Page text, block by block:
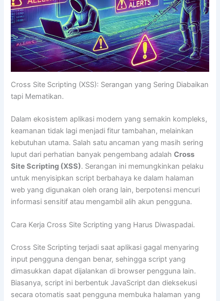
Cross Site Scripting (XSS): Serangan yang Sering Diabaikan
tapi Mematikan.
Dalam ekosistem aplikasi modern yang semakin kompleks,
keamanan tidak lagi menjadi fitur tambahan, melainkan
kebutuhan utama. Salah satu ancaman yang masih sering
luput dari perhatian banyak pengembang adalahCross
Site Scripting (XSS). Serangan ini memungkinkan pelaku
untuk menyisipkan script berbahaya ke dalam halaman
web yang digunakan oleh orang lain, berpotensi mencuri
informasi sensitif atau mengambil alih akun pengguna.
Cara Kerja Cross Site Scripting yang Harus Diwaspadai.
Cross Site Scripting terjadi saat aplikasi gagal menyaring
input pengguna dengan benar, sehingga script yang
dimasukkan dapat dijalankan di browser pengguna lain.
Biasanya, script ini berbentuk JavaScript dan dieksekusi
secara otomatis saat pengguna membuka halaman yang